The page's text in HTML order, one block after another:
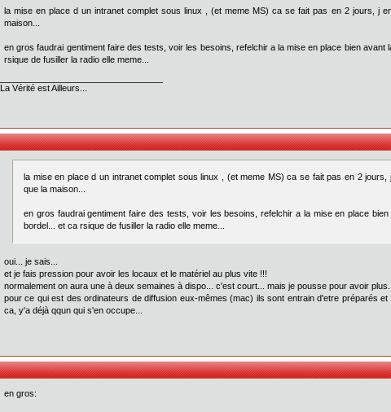
la mise en place d un intranet complet sous linux , (et meme MS) ca se fait pas en 2 jours, j
maison...
en gros faudrai gentiment faire des tests, voir les besoins, refelchir a la mise en place bien
rsique de fusiller la radio elle meme...
La Vérité est Ailleurs...
la mise en place d un intranet complet sous linux , (et meme MS) ca se fait pas en 2
que la maison...
en gros faudrai gentiment faire des tests, voir les besoins, refelchir a la mise en place
bordel... et ca rsique de fusiller la radio elle meme...
oui... je sais...
et je fais pression pour avoir les locaux et le matériel au plus vite !!!
normalement on aura une à deux semaines à dispo... c'est court... mais je pousse pour avoir plus...
pour ce qui est des ordinateurs de diffusion eux-mêmes (mac) ils sont entrain d'etre préparés
ca, y'a déjà qqun qui s'en occupe...
en gros: